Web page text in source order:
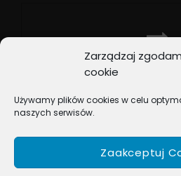
Zarządzaj
cookie
Używamy plików cookies w celu
naszych serwisów.
Zaakceptuj
NEXT